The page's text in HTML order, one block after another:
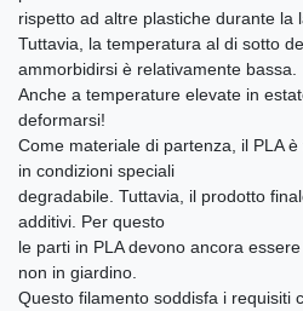
rispetto ad altre plastiche durante la
Tuttavia, la temperatura al di sotto
ammorbidirsi è relativamente bassa.
Anche a temperature elevate in
deformarsi!
Come materiale di partenza, il PLA
in condizioni speciali
degradabile. Tuttavia, il prodotto
additivi. Per questo
le parti in PLA devono ancora
non in giardino.
Questo filamento soddisfa i requisiti